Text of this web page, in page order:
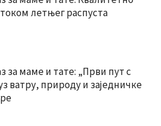
летњег распуста
за маме и тате: „Први пут с
ватру, природу и заједничке